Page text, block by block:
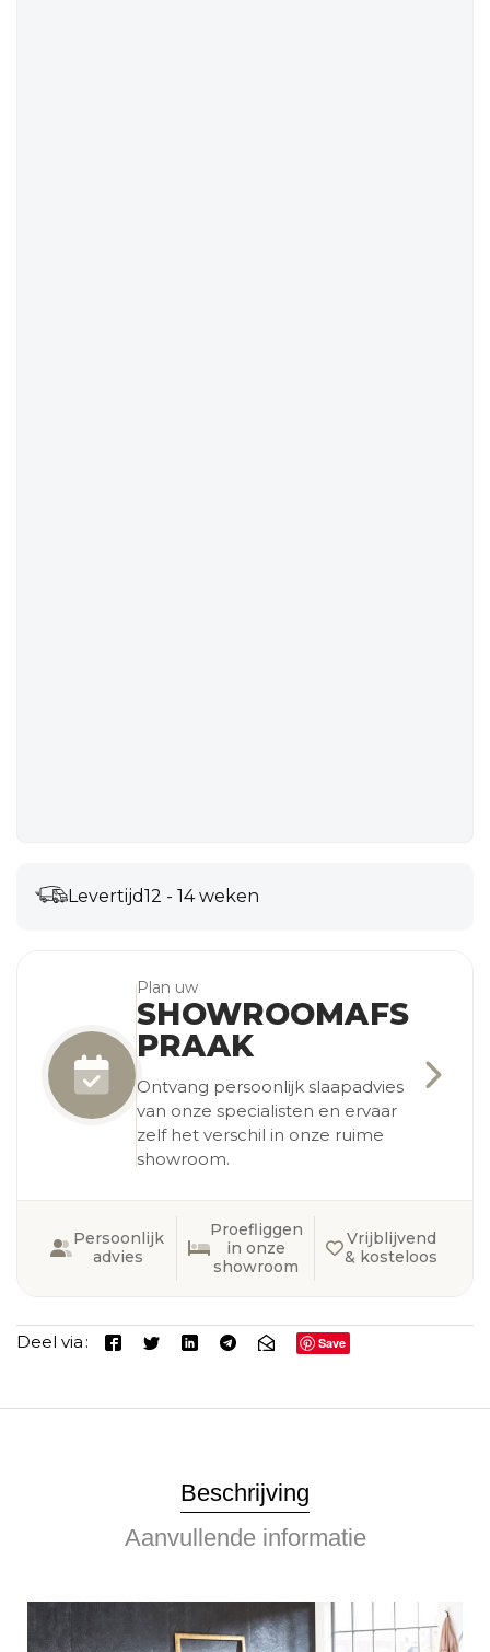
Levertijd12 - 14 weken
Plan uw
SHOWROOMAFS
PRAAK
Ontvang persoonlijk slaapadvies
van onze specialisten en ervaar
zelf het verschil in onze ruime
showroom.
Persoonlijk
advies
Proefliggen
in onze
showroom
Vrijblijvend
& kosteloos
Deel via Save
Beschrijving
Aanvullende informatie